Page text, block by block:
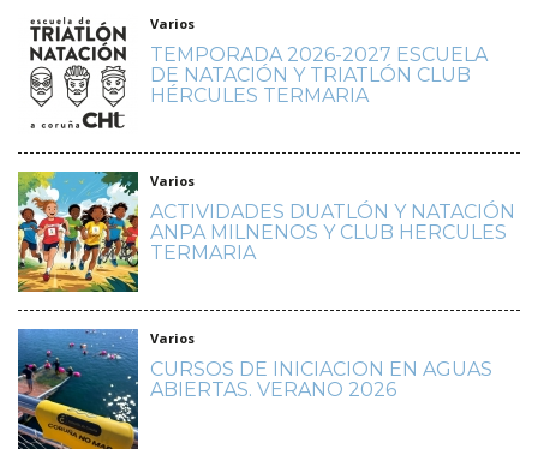
Varios
TEMPORADA 2026-2027 ESCUELA
DE NATACIÓN Y TRIATLÓN CLUB
HÉRCULES TERMARIA
Varios
ACTIVIDADES DUATLÓN Y NATACIÓN
ANPA MILNENOS Y CLUB HERCULES
TERMARIA
Varios
CURSOS DE INICIACION EN AGUAS
ABIERTAS. VERANO 2026